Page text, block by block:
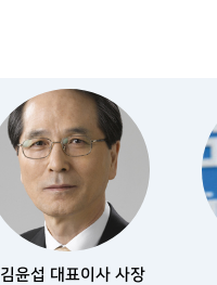
김윤섭 대표이사 사장